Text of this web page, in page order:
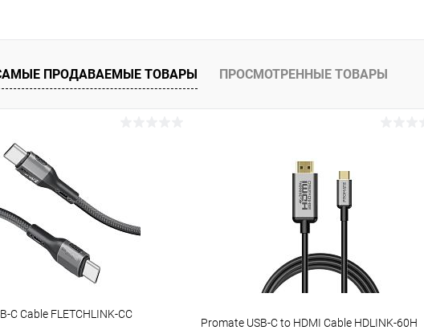
ПРОДАВАЕМЫЕ ТОВАРЫ ПРОСМОТРЕННЫЕ ТОВАРЫ
C Cable FLETCHLINK-CC
Promate USB-C to HDMI Cable HDLINK-60H